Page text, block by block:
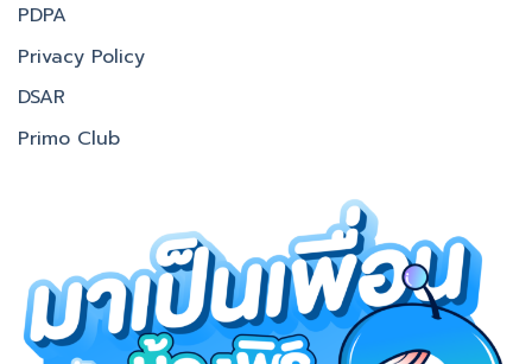
PDPA
Privacy Policy
DSAR
Primo Club